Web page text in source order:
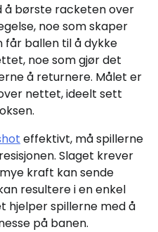
å børste racketen over
noe som skaper
får ballen til å dykke
noe som gjør det
å returnere. Målet er
nettet, ideelt sett
effektivt, må spillerne
Slaget krever
kraft kan sende
resultere i en enkel
hjelper spillerne med å
på banen.